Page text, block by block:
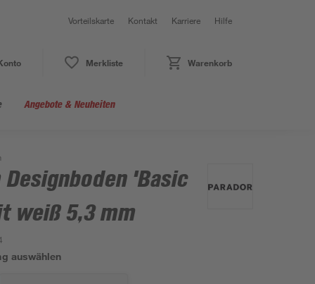
Vorteilskarte Kontakt Karriere Hilfe
Merkliste Warenkorb
Angebote & Neuheiten
'Basic
weiß 5,3 mm
auswählen